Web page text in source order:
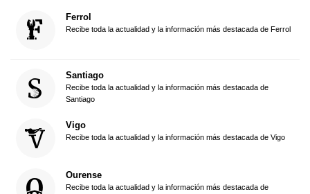
Ferrol
Recibe toda la actualidad y la información más destacada de Ferrol
Santiago
Recibe toda la actualidad y la información más destacada de
Santiago
Vigo
Recibe toda la actualidad y la información más destacada de Vigo
Ourense
Recibe toda la actualidad y la información más destacada de